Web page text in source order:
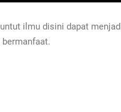
ilmu disini dapat